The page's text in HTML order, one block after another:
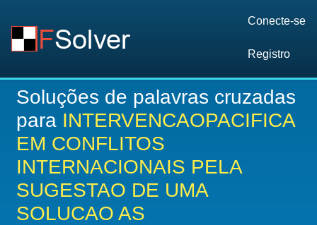
Conecte-se
Registro
Soluções de palavras cruzadas
para INTERVENCAOPACIFICA
EM CONFLITOS
INTERNACIONAIS PELA
SUGESTAO DE UMA
SOLUCAO AS